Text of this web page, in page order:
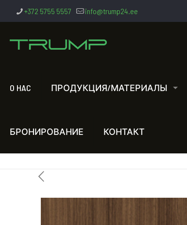
+372 5755 5557 info@trump24.ee
O HAC ПРОДУКЦИЯ/МАТЕРИАЛЫ
БРОНИРОВАНИЕ КОНТАКТ